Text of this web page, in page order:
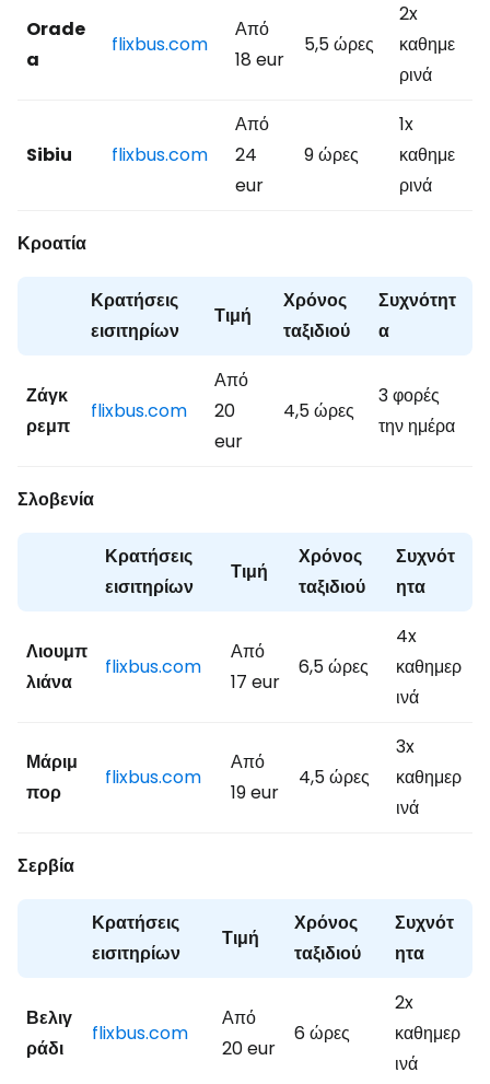
Orade
a
flixbus.com
Από
18 eur
5,5 ώρες
2x
καθημε
ρινά
Sibiu flixbus.com
Από
24
eur
9 ώρες
1x
καθημε
ρινά
Κροατία
Κρατήσεις
εισιτηρίων
Τιμή
Χρόνος
ταξιδιού
Συχνότητ
α
Ζάγκ
ρεμπ
flixbus.com
Από
20
eur
4,5 ώρες
3 φορές
την ημέρα
Σλοβενία
Κρατήσεις
εισιτηρίων
Τιμή
Χρόνος
ταξιδιού
Συχνότ
ητα
Λιουμπ
λιάνα
flixbus.com
Από
17 eur
6,5 ώρες
4x
καθημερ
ινά
Μάριμ
πορ
flixbus.com
Από
19 eur
4,5 ώρες
3x
καθημερ
ινά
Σερβία
Κρατήσεις
εισιτηρίων
Τιμή
Χρόνος
ταξιδιού
Συχνότ
ητα
Βελιγ
ράδι
flixbus.com
Από
20 eur
6 ώρες
2x
καθημερ
ινά